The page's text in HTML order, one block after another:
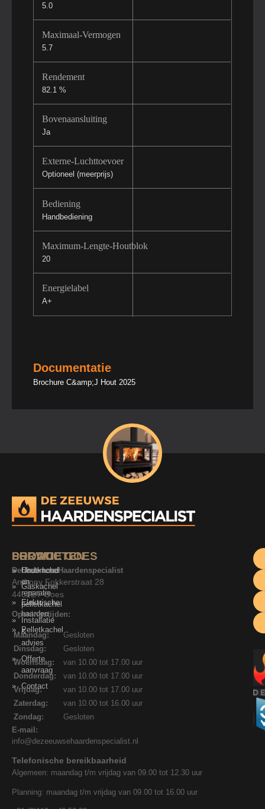
5.0
Maximaal-Vermogen
5.7
Rendement
82.1 %
Bovenaansluiting
Ja
Externe-Luchttoevoer
Optioneel (meerprijs)
Bediening
Handbediening
Maximum-Lengte-Houtblok
20
Energielabel
A+
Documentatie
Brochure C&amp;J Hout 2025
SERVICE
Onderhoud
en
reparatie
pelletkachel
Installatie
&
advies
Offerte
aanvraag
Contact
PRODUCTEN
Houtkachel
Gaskachel
Elektrische
haarden
Pelletkachel
LOCATIE GOES
De Zeeuwse Haardenspecialist
Anthony Fokkerstraat 28
4462ET Goes
Openingstijden:
Maandag:
Gesloten
Dinsdag:
Gesloten
Woensdag:
van 10.00 tot 17.00 uur
Donderdag:
van 10.00 tot 17.00 uur
Vrijdag:
van 10.00 tot 17.00 uur
Zaterdag:
van 10.00 tot 16.00 uur
Zondag:
Gesloten
E-mail:
info@dezeeuwsehaardenspecialist.nl
Telefonische bereikbaarheid
Algemeen: maandag t/m vrijdag van 09.00 tot 12.30 uur
Planning: maandag t/m vrijdag van 09.00 tot 16.00 uur